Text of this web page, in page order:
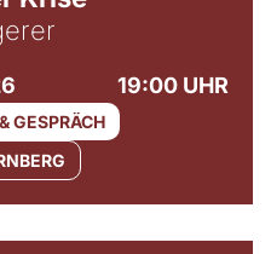
19:00 UHR
GESPRÄCH